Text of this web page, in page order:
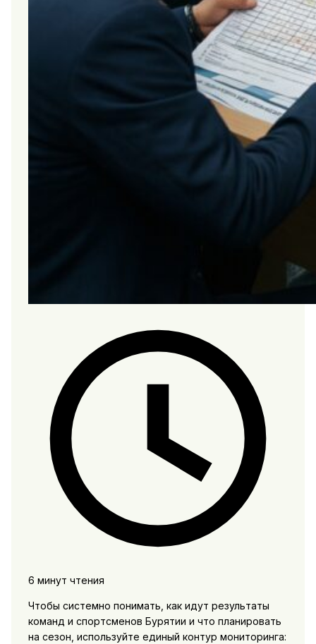
6 минут чтения
Чтобы системно понимать, как идут результаты
команд и спортсменов Бурятии и что планировать
на сезон, используйте единый контур мониторинга: